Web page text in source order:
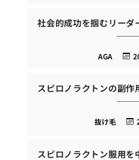
社会的成功を掴むリーダ
AGA
スピロノラクトンの副
抜け毛
スピロノラクトン服用